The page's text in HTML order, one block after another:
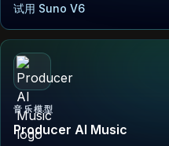
试用 Suno V6
音乐模型
Producer AI Music